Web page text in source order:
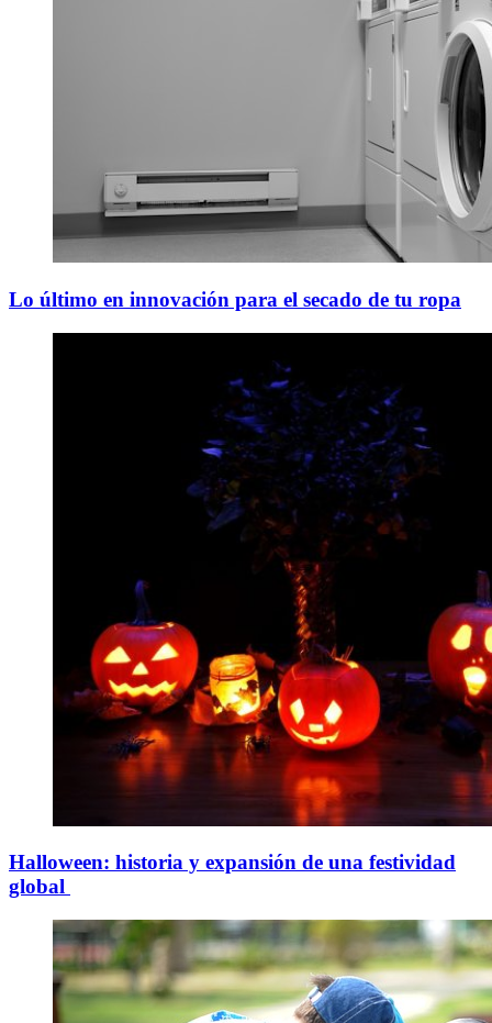
Lo último en innovación para el secado de tu ropa
Halloween: historia y expansión de una festividad
global